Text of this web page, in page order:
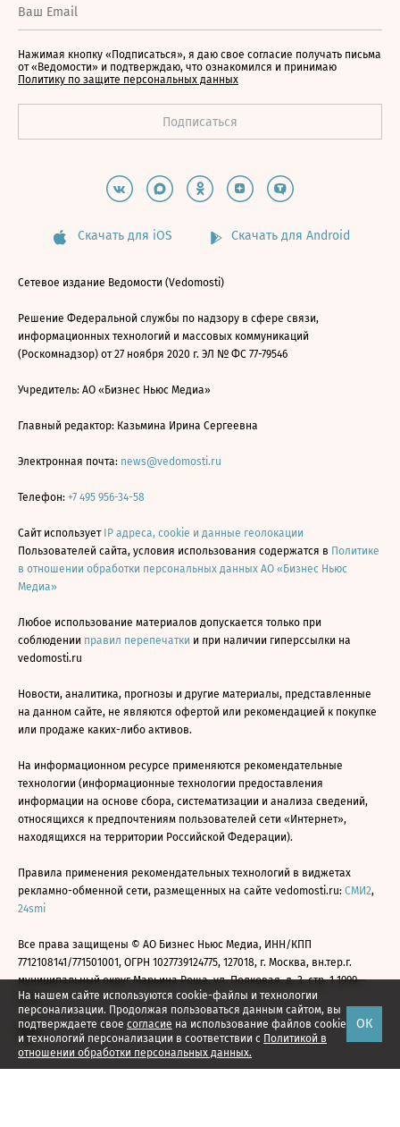
На нашем сайте используются cookie-файлы и технологии
персонализации. Продолжая пользоваться данным сайтом, вы
подтверждаете свое согласие на использование файлов cookie
и технологий персонализации в соответствии с Политикой в
отношении обработки персональных данных.
ОК
Нажимая кнопку «Подписаться», я даю свое согласие получать письма
от «Ведомости» и подтверждаю, что ознакомился и принимаю
Политику по защите персональных данных
Скачать для iOS Скачать для Android
Сетевое издание Ведомости (Vedomosti)
Решение Федеральной службы по надзору в сфере связи,
информационных технологий и массовых коммуникаций
(Роскомнадзор) от 27 ноября 2020 г. ЭЛ № ФС 77-79546
Учредитель: АО «Бизнес Ньюс Медиа»
Главный редактор: Казьмина Ирина Сергеевна
Электронная почта: news@vedomosti.ru
Телефон: +7 495 956-34-58
Сайт использует IP адреса, cookie и данные геолокации
Пользователей сайта, условия использования содержатся в Политике
в отношении обработки персональных данных АО «Бизнес Ньюс
Медиа»
Любое использование материалов допускается только при
соблюдении правил перепечатки и при наличии гиперссылки на
vedomosti.ru
Новости, аналитика, прогнозы и другие материалы, представленные
на данном сайте, не являются офертой или рекомендацией к покупке
или продаже каких-либо активов.
На информационном ресурсе применяются рекомендательные
технологии (информационные технологии предоставления
информации на основе сбора, систематизации и анализа сведений,
относящихся к предпочтениям пользователей сети «Интернет»,
находящихся на территории Российской Федерации).
Правила применения рекомендательных технологий в виджетах
рекламно-обменной сети, размещенных на сайте vedomosti.ru: СМИ2,
24smi
Все права защищены © АО Бизнес Ньюс Медиа, ИНН/КПП
7712108141/771501001, ОГРН 1027739124775, 127018, г. Москва, вн.тер.г.
муниципальный округ Марьина Роща, ул. Полковая, д. 3, стр. 1 1999—
2026